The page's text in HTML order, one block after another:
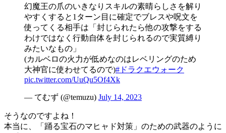
幻魔王の爪のいきなりスキルの素晴らしさを解り
やすくすると1ターン目に確定でブレスや呪文を
使ってくる相手は「封じられたら他の攻撃をする
わけではなく行動自体を封じられるので実質縛り
みたいなもの」
(カルベロの火力が低めなのはレベリングのため
大神官に使わせてるので)#ドラクエウォーク
pic.twitter.com/UuQu5Of4Xk
— てむず (@temuzu) July 14, 2023
そうなのですよね！
本当に、「踊る宝石のマヒャド対策」のための武器のように